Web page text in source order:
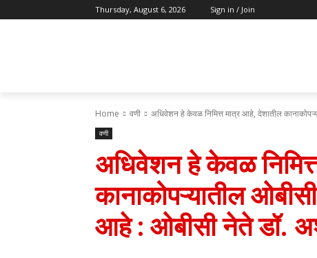
Thursday, August 6, 2026 Sign in / Join
Home वणी अधिवेशन हे केवळ निमित्त मात्र आहे, देशातील
वणी
अधिवेशन हे केवळ
कानाकोपऱ्यातील
आहे : ओबीसी नेते डॉ.